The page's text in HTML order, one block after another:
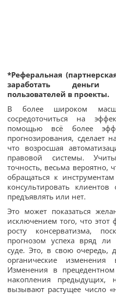
*Реферальная
заработать
пользователей в проекты.
В более широком
сосредоточиться на
помощью всё более
прогнозирования, сделает
что возросшая
правовой системы.
точность, весьма вероятно,
обращаться к
консультировать
предъявлять или нет.
Это может показаться
исключением того, что этот
росту консерватизма,
прогнозом успеха вряд ли
суде. Это, в свою очередь,
органические
Изменения в
накопления предыдущих,
вызывают растущее число